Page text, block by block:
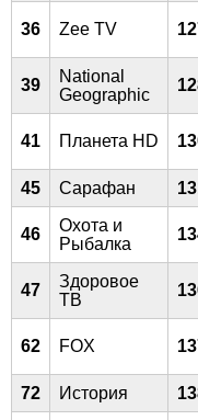
36 Zee TV
39
National
Geographic
41 Планета HD
45
Сарафан
46
Охота и
Рыбалка
47
Здоровое
ТВ
62 FOX
72
История